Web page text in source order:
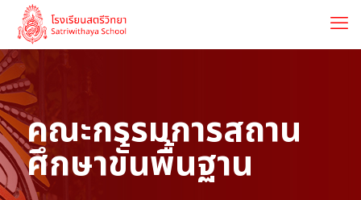
คณะกรรมการสถาน
ศึกษาขั้นพื้นฐาน